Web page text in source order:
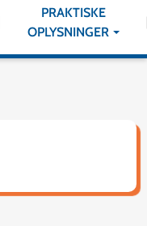
PRAKTISKE
OPLYSNINGER